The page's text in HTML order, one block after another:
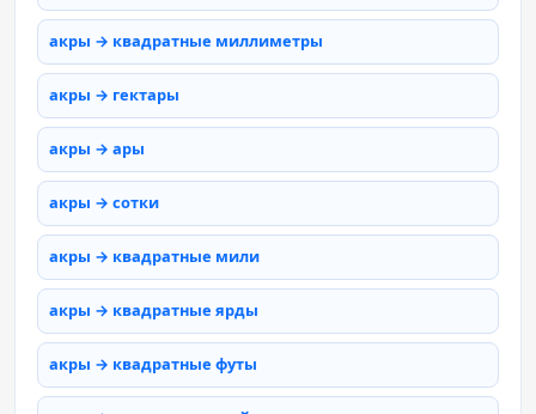
акры → квадратные миллиметры
акры → гектары
акры → ары
акры → сотки
акры → квадратные мили
акры → квадратные ярды
акры → квадратные футы